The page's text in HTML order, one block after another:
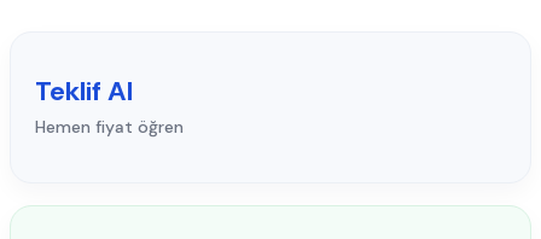
Teklif Al
Hemen fiyat öğren